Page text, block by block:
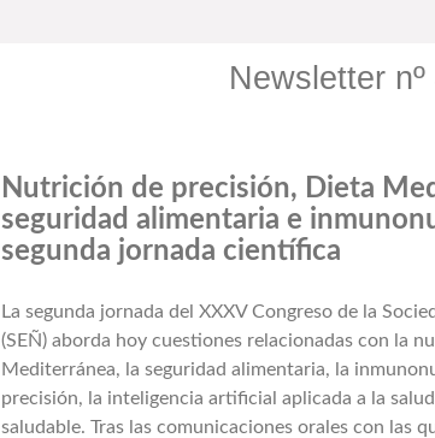
Newsletter nº
Nutrición de precisión, Dieta
seguridad alimentaria e
segunda jornada científica
La segunda jornada del XXXV Congreso de la
(SEÑ) aborda hoy cuestiones relacionadas con la
Mediterránea, la seguridad alimentaria, la
precisión, la inteligencia artificial aplicada a la
saludable. Tras las comunicaciones orales con las